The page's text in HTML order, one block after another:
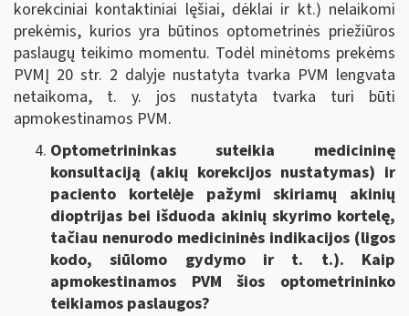
korekciniai kontaktiniai lęšiai, dėklai ir kt.) nelaikomi
prekėmis, kurios yra būtinos optometrinės priežiūros
paslaugų teikimo momentu. Todėl minėtoms prekėms
PVMĮ 20 str. 2 dalyje nustatyta tvarka PVM lengvata
netaikoma, t. y. jos nustatyta tvarka turi būti
apmokestinamos PVM.
Optometrininkas suteikia medicininę
konsultaciją (akių korekcijos nustatymas) ir
paciento kortelėje pažymi skiriamų akinių
dioptrijas bei išduoda akinių skyrimo kortelę,
tačiau nenurodo medicininės indikacijos (ligos
kodo, siūlomo gydymo ir t. t.). Kaip
apmokestinamos PVM šios optometrininko
teikiamos paslaugos?